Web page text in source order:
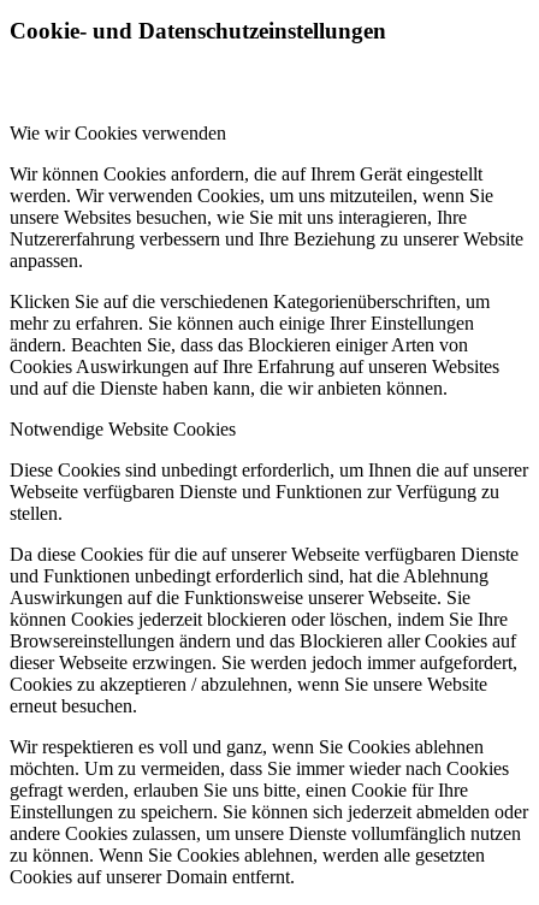
Cookie- und Datenschutzeinstellungen
Wie wir Cookies verwenden
Wir können Cookies anfordern, die auf Ihrem Gerät eingestellt
werden. Wir verwenden Cookies, um uns mitzuteilen, wenn Sie
unsere Websites besuchen, wie Sie mit uns interagieren, Ihre
Nutzererfahrung verbessern und Ihre Beziehung zu unserer Website
anpassen.
Klicken Sie auf die verschiedenen Kategorienüberschriften, um
mehr zu erfahren. Sie können auch einige Ihrer Einstellungen
ändern. Beachten Sie, dass das Blockieren einiger Arten von
Cookies Auswirkungen auf Ihre Erfahrung auf unseren Websites
und auf die Dienste haben kann, die wir anbieten können.
Notwendige Website Cookies
Diese Cookies sind unbedingt erforderlich, um Ihnen die auf unserer
Webseite verfügbaren Dienste und Funktionen zur Verfügung zu
stellen.
Da diese Cookies für die auf unserer Webseite verfügbaren Dienste
und Funktionen unbedingt erforderlich sind, hat die Ablehnung
Auswirkungen auf die Funktionsweise unserer Webseite. Sie
können Cookies jederzeit blockieren oder löschen, indem Sie Ihre
Browsereinstellungen ändern und das Blockieren aller Cookies auf
dieser Webseite erzwingen. Sie werden jedoch immer aufgefordert,
Cookies zu akzeptieren / abzulehnen, wenn Sie unsere Website
erneut besuchen.
Wir respektieren es voll und ganz, wenn Sie Cookies ablehnen
möchten. Um zu vermeiden, dass Sie immer wieder nach Cookies
gefragt werden, erlauben Sie uns bitte, einen Cookie für Ihre
Einstellungen zu speichern. Sie können sich jederzeit abmelden oder
andere Cookies zulassen, um unsere Dienste vollumfänglich nutzen
zu können. Wenn Sie Cookies ablehnen, werden alle gesetzten
Cookies auf unserer Domain entfernt.